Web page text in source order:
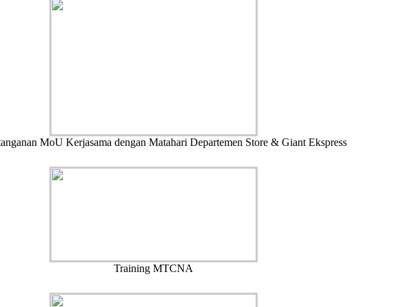
MoU Kerjasama dengan Matahari Departemen Store & Giant Ekspress
Training MTCNA